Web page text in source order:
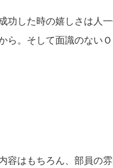
した時の嬉しさは人一
ら。そして面識のない
容はもちろん、部員の